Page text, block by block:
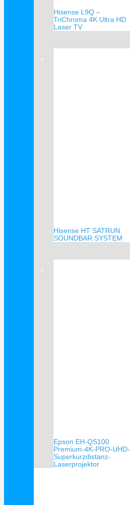
Hisense L9Q –
TriChroma 4K Ultra HD
Laser TV
Hisense HT SATRUN
SOUNDBAR SYSTEM
Epson EH-QS100
Premium-4K-PRO-UHD-
Superkurzdistanz-
Laserprojektor